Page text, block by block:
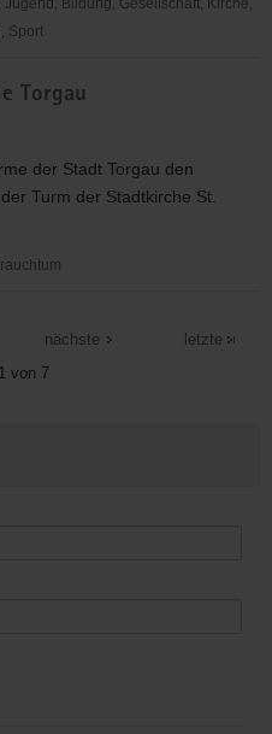
Bildung, Gesellschaft, Kirche,
Sport
Torgau
der Stadt Torgau den
Turm der Stadtkirche St.
von 7
nächste letzte